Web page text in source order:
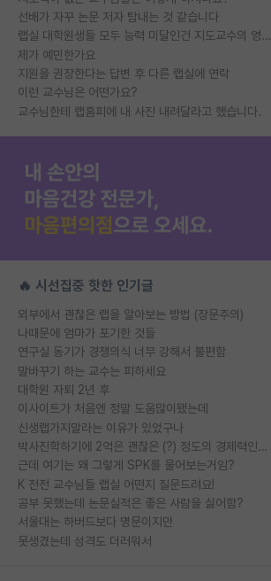
선배가 자꾸 논문 저자 탐내는 것 같습니다
랩실 대학원생들 모두 능력 미달인건 지도교수의 영향 아닌가?
제가 예민한가요
지원을 권장한다는 답변 후 다른 랩실에 연락
이런 교수님은 어떤가요?
교수님한테 랩홈피에 내 사진 내려달라고 했습니다.
🔥 시선집중 핫한 인기글
외부에서 괜찮은 랩을 알아보는 방법 (장문주의)
나때문에 엄마가 포기한 것들
연구실 동기가 경쟁의식 너무 강해서 불편함
말바꾸기 하는 교수는 피하세요
대학원 자퇴 2년 후
이사이트가 처음엔 정말 도움많이됐는데
신생랩가지말라는 이유가 있었구나
박사진학하기에 2억은 괜찮은 (?) 정도의 경제력인가요
근데 여기는 왜 그렇게 SPK를 물어보는거임?
K 전전 교수님들 랩실 어떤지 질문드려요!
공부 못했는데 논문실적은 좋은 사람을 싫어함?
서울대는 하버드보다 명문이지만
못생겼는데 성격도 더러워서